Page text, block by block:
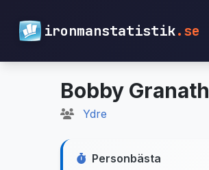
ironmanstatistik.se
Bobby Granath
Ydre
Personbästa